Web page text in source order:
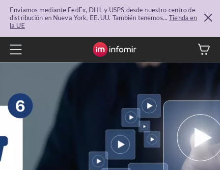
Enviamos mediante FedEx, DHL y USPS desde nuestro centro de
distribución en Nueva York, EE. UU. También tenemos...Tienda en
la UE